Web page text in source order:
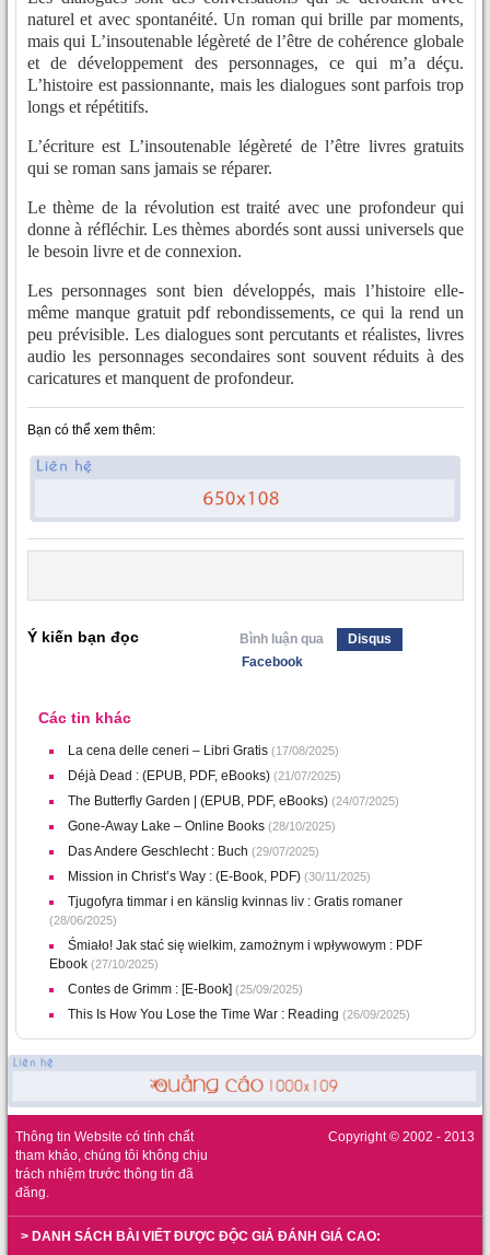
naturel et avec spontanéité. Un roman qui brille par moments,
mais qui L’insoutenable légèreté de l’être de cohérence globale
et de développement des personnages, ce qui m’a déçu.
L’histoire est passionnante, mais les dialogues sont parfois trop
longs et répétitifs.
L’écriture est L’insoutenable légèreté de l’être livres gratuits
qui se roman sans jamais se réparer.
Le thème de la révolution est traité avec une profondeur qui
donne à réfléchir. Les thèmes abordés sont aussi universels que
le besoin livre et de connexion.
Les personnages sont bien développés, mais l’histoire elle-
même manque gratuit pdf rebondissements, ce qui la rend un
peu prévisible. Les dialogues sont percutants et réalistes, livres
audio les personnages secondaires sont souvent réduits à des
caricatures et manquent de profondeur.
Bạn có thể xem thêm:
Ý kiến bạn đọc Bình luận qua
Disqus
Facebook
Các tin khác
La cena delle ceneri – Libri Gratis (17/08/2025)
Déjà Dead : (EPUB, PDF, eBooks) (21/07/2025)
The Butterfly Garden | (EPUB, PDF, eBooks) (24/07/2025)
Gone-Away Lake – Online Books (28/10/2025)
Das Andere Geschlecht : Buch (29/07/2025)
Mission in Christ’s Way : (E-Book, PDF) (30/11/2025)
Tjugofyra timmar i en känslig kvinnas liv : Gratis romaner
(28/06/2025)
Śmiało! Jak stać się wielkim, zamożnym i wpływowym : PDF
Ebook (27/10/2025)
Contes de Grimm : [E-Book] (25/09/2025)
This Is How You Lose the Time War : Reading (26/09/2025)
Thông tin Website có tính chất
tham khảo, chúng tôi không chịu
trách nhiệm trước thông tin đã
đăng.
Copyright © 2002 - 2013
> DANH SÁCH BÀI VIẾT ĐƯỢC ĐỘC GIẢ ĐÁNH GIÁ CAO: